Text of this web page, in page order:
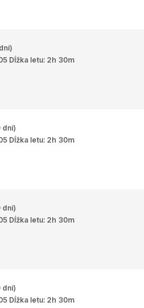
Dĺžka letu: 2h 30m
dní)
Dĺžka letu: 2h 30m
dní)
Dĺžka letu: 2h 30m
dní)
Dĺžka letu: 2h 30m